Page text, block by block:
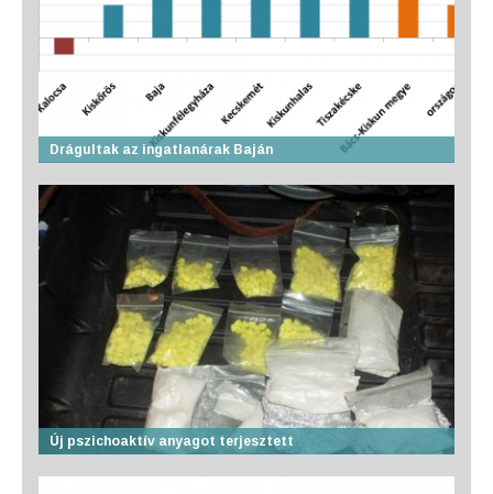
Drágultak az ingatlanárak Baján
Új pszichoaktív anyagot terjesztett